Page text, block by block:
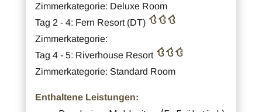
Zimmerkategorie: Deluxe Room
Tag 2 - 4: Fern Resort (DT)
Zimmerkategorie:
Tag 4 - 5: Riverhouse Resort
Zimmerkategorie: Standard Room
Enthaltene Leistungen: